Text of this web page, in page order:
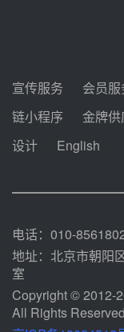
宣传服务 会员服
链小程序
金牌供
设计
English
电话：010-
地址：北京市朝阳
室
Copyright © 2012-
All Rights